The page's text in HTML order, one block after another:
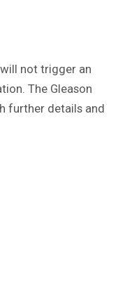
not trigger an
The Gleason
further details and